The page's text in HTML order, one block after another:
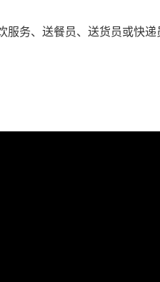
务、送餐员、送货员或快